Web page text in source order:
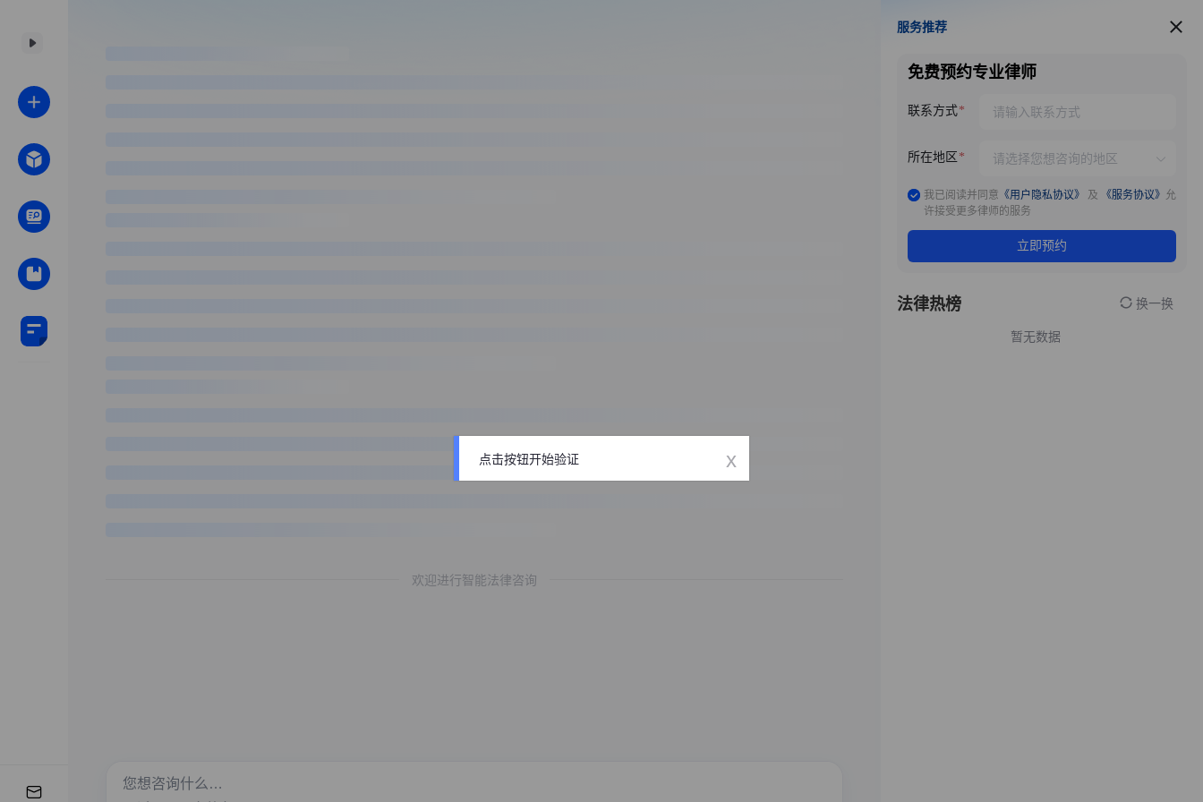
欢迎进行智能法律咨询
服务推荐
服务推荐
免费预约专业律师
联系方式
所在地区
我已阅读并同意 《用户隐私协议》 及 《服务协议》 允
许接受更多律师的服务
立即预约
法律热榜 换一换
暂无数据
点击按钮开始验证 x